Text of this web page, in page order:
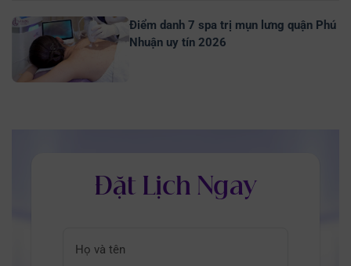
Điểm danh 7 spa trị mụn lưng quận Phú
Nhuận uy tín 2026
Đặt Lịch Ngay